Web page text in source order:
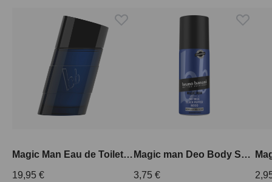
Magic Man Eau de Toilette 50 ml
19,95 €
Magic man Deo Body Spray
3,75 €